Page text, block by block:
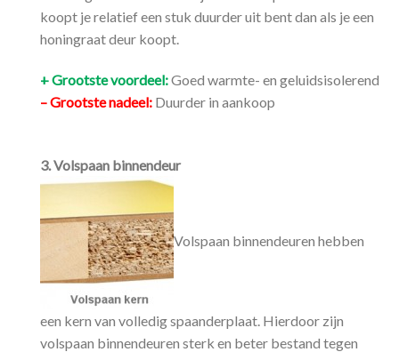
koopt je relatief een stuk duurder uit bent dan als je een
honingraat deur koopt.
+ Grootste voordeel:Goed warmte- en geluidsisolerend
– Grootste nadeel: Duurder in aankoop
3. Volspaan binnendeur
Volspaan binnendeuren hebben
een kern van volledig spaanderplaat. Hierdoor zijn
volspaan binnendeuren sterk en beter bestand tegen